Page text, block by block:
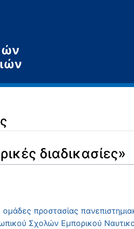
διαδικασίες»
προστασίας
Σχολών Εμπορικού